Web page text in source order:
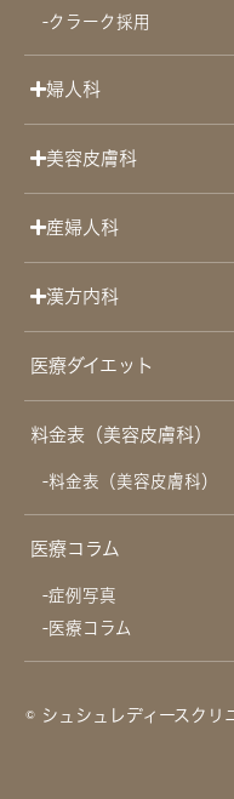
クラーク採用
婦人科
美容皮膚科
産婦人科
漢方内科
医療ダイエット
料金表（美容皮膚科）
料金表（美容皮膚科）
医療コラム
症例写真
医療コラム
© シュシュレディースクリ